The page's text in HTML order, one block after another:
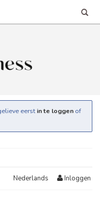
eerst in te loggen of
Nederlands Inloggen